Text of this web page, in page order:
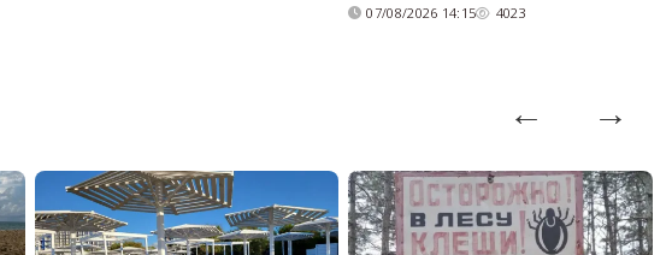
07/08/2026 14:15 4023